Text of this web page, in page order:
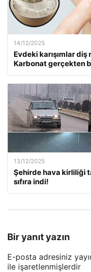
14/12/2025
Evdeki karışımlar
Karbonat gerçekten
13/12/2025
Şehirde hava kirliliği
sıfıra indi!
Bir yanıt yazın
E-posta adresiniz
ile işaretlenmişlerdir